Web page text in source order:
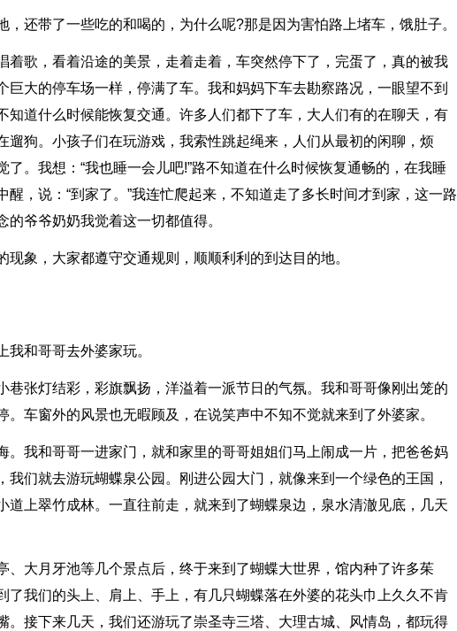
，还带了一些吃的和喝的，为什么呢?那是因为害怕路上堵车，饿肚子。
着歌，看着沿途的美景，走着走着，车突然停下了，完蛋了，真的被我
巨大的停车场一样，停满了车。我和妈妈下车去勘察路况，一眼望不到
知道什么时候能恢复交通。许多人们都下了车，大人们有的在聊天，有
遛狗。小孩子们在玩游戏，我索性跳起绳来，人们从最初的闲聊，烦
了。我想：“我也睡一会儿吧!”路不知道在什么时候恢复通畅的，在我睡
醒，说：“到家了。”我连忙爬起来，不知道走了多长时间才到家，这一路
爷爷奶奶我觉着这一切都值得。
现象，大家都遵守交通规则，顺顺利利的到达目的地。
我和哥哥去外婆家玩。
巷张灯结彩，彩旗飘扬，洋溢着一派节日的气氛。我和哥哥像刚出笼的
。车窗外的风景也无暇顾及，在说笑声中不知不觉就来到了外婆家。
。我和哥哥一进家门，就和家里的哥哥姐姐们马上闹成一片，把爸爸妈
我们就去游玩蝴蝶泉公园。刚进公园大门，就像来到一个绿色的王国，
道上翠竹成林。一直往前走，就来到了蝴蝶泉边，泉水清澈见底，几天
、大月牙池等几个景点后，终于来到了蝴蝶大世界，馆内种了许多茱
了我们的头上、肩上、手上，有几只蝴蝶落在外婆的花头巾上久久不肯
。接下来几天，我们还游玩了崇圣寺三塔、大理古城、风情岛，都玩得